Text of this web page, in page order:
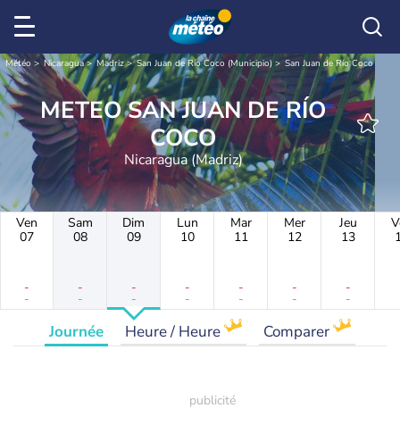
Météo Nicaragua Madriz San Juan de Río Coco (Municipio) San Juan de Río Coco
METEO SAN JUAN DE RÍO
COCO
Nicaragua (Madriz)
Ven
07
-
-
Sam
08
-
-
Dim
09
-
-
Lun
10
-
-
Mar
11
-
-
Mer
12
-
-
Jeu
13
-
-
Journée Heure / Heure Comparer